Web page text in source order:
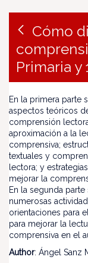
Cómo
Primaria y
En la primera parte
aspectos teóricos
comprensión
aproximación a la
comprensiva;
textuales y
lectora; y
mejorar la
En la segunda
numerosas
orientaciones para
para mejorar la
comprensiva en el
Author: Ángel Sanz